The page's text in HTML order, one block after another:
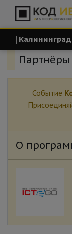
| Калининград
Партнёры
Событие
О